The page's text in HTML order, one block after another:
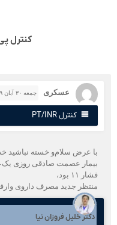
کنترل پی تی –
عسکری جمعه ۳۰ آبان ۹۹( 5 سال پیش)
کنترل PT/INR
عرض سلام‌و‌ خسته نباشید خدمت
عصمت صادقی روزی یک‌عدد
جدید مصرف داروی وارفارین
دکتر خلیل فروزان نیا